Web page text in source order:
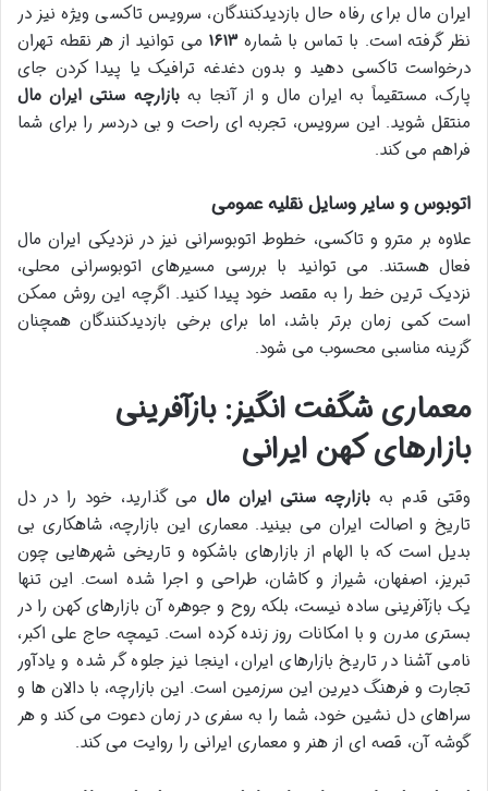
ایران مال برای رفاه حال بازدیدکنندگان، سرویس تاکسی ویژه نیز در
نظر گرفته است. با تماس با شماره۱۶۱۳ می توانید از هر نقطه تهران
درخواست تاکسی دهید و بدون دغدغه ترافیک یا پیدا کردن جای
پارک، مستقیماً به ایران مال و از آنجا بهبازارچه سنتی ایران مال
منتقل شوید. این سرویس، تجربه ای راحت و بی دردسر را برای شما
فراهم می کند.
اتوبوس و سایر وسایل نقلیه عمومی
علاوه بر مترو و تاکسی، خطوط اتوبوسرانی نیز در نزدیکی ایران مال
فعال هستند. می توانید با بررسی مسیرهای اتوبوسرانی محلی،
نزدیک ترین خط را به مقصد خود پیدا کنید. اگرچه این روش ممکن
است کمی زمان برتر باشد، اما برای برخی بازدیدکنندگان همچنان
گزینه مناسبی محسوب می شود.
معماری شگفت انگیز: بازآفرینی
بازارهای کهن ایرانی
وقتی قدم به بازارچه سنتی ایران مال می گذارید، خود را در دل
تاریخ و اصالت ایران می بینید. معماری این بازارچه، شاهکاری بی
بدیل است که با الهام از بازارهای باشکوه و تاریخی شهرهایی چون
تبریز، اصفهان، شیراز و کاشان، طراحی و اجرا شده است. این تنها
یک بازآفرینی ساده نیست، بلکه روح و جوهره آن بازارهای کهن را در
بستری مدرن و با امکانات روز زنده کرده است. تیمچه حاج علی اکبر،
نامی آشنا در تاریخ بازارهای ایران، اینجا نیز جلوه گر شده و یادآور
تجارت و فرهنگ دیرین این سرزمین است. این بازارچه، با دالان ها و
سراهای دل نشین خود، شما را به سفری در زمان دعوت می کند و هر
گوشه آن، قصه ای از هنر و معماری ایرانی را روایت می کند.